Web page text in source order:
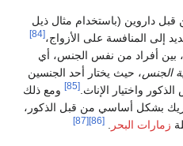
داروين (باستخدام مثال ذيل
إلى المنافسة على الأزواج،[84]
، بين أفراد من نفس الجنس، أي
الجنس، حيث يختار أحد الجنسين
واختيار الإناث.[85]
ومع ذلك
بشكل أساسي من قبل الذكور،
زمارات البحر .
[86]
[87]